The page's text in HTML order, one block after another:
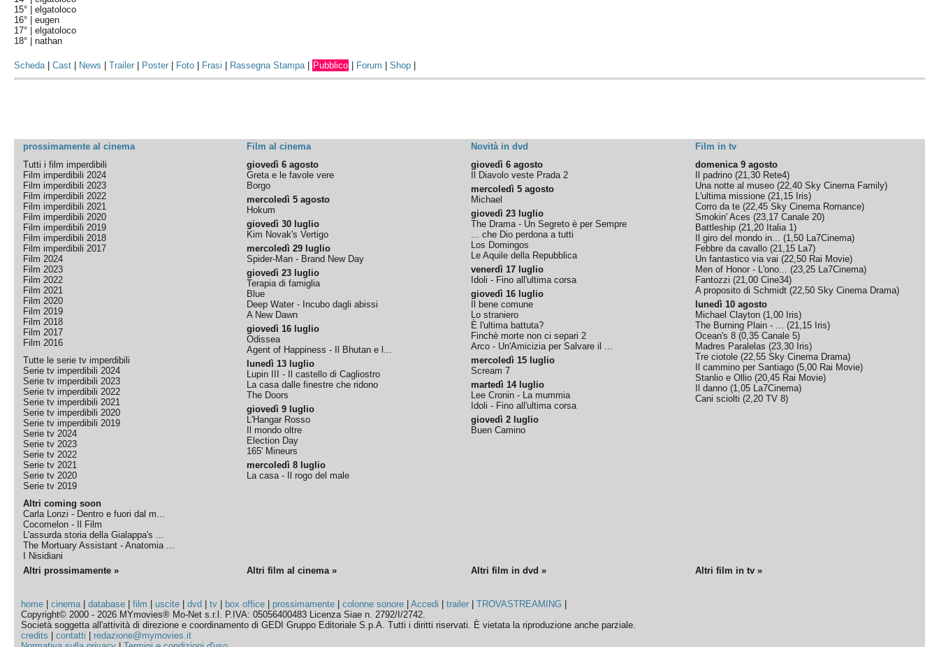
15° |elgatoloco
16° |eugen
17° |elgatoloco
18° |nathan
Scheda|Cast News |Trailer Poster Foto Frasi Rassegna Stampa| Pubblico Forum |Shop
prossimamente al cinema Film al cinema Novità in dvd
Film in tv
Tutti i film imperdibili
Film imperdibili 2024
Film imperdibili 2023
Film imperdibili 2022
Film imperdibili 2021
Film imperdibili 2020
Film imperdibili 2019
Film imperdibili 2018
Film imperdibili 2017
Film 2024
Film 2023
Film 2022
Film 2021
Film 2020
Film 2019
Film 2018
Film 2017
Film 2016
Tutte le serie tv imperdibili
Serie tv imperdibili 2024
Serie tv imperdibili 2023
Serie tv imperdibili 2022
Serie tv imperdibili 2021
Serie tv imperdibili 2020
Serie tv imperdibili 2019
Serie tv 2024
Serie tv 2023
Serie tv 2022
Serie tv 2021
Serie tv 2020
Serie tv 2019
Altri coming soon
Carla Lonzi - Dentro e fuori dal m...
Cocomelon - Il Film
L'assurda storia della Gialappa's ...
The Mortuary Assistant - Anatomia ...
I Nisidiani
giovedì 6 agosto
Greta e le favole vere
Borgo
mercoledì 5 agosto
Hokum
giovedì 30 luglio
Kim Novak's Vertigo
mercoledì 29 luglio
Spider-Man - Brand New Day
giovedì 23 luglio
Terapia di famiglia
Blue
Deep Water - Incubo dagli abissi
A New Dawn
giovedì 16 luglio
Odissea
Agent of Happiness - Il Bhutan e l...
lunedì 13 luglio
Lupin III - Il castello di Cagliostro
La casa dalle finestre che ridono
The Doors
giovedì 9 luglio
L'Hangar Rosso
Il mondo oltre
Election Day
165' Mineurs
mercoledì 8 luglio
La casa - Il rogo del male
giovedì 6 agosto
Il Diavolo veste Prada 2
mercoledì 5 agosto
Michael
giovedì 23 luglio
The Drama - Un Segreto è per Sempre
... che Dio perdona a tutti
Los Domingos
Le Aquile della Repubblica
venerdì 17 luglio
Idoli - Fino all'ultima corsa
giovedì 16 luglio
Il bene comune
Lo straniero
È l'ultima battuta?
Finchè morte non ci separi 2
Arco - Un'Amicizia per Salvare il ...
mercoledì 15 luglio
Scream 7
martedì 14 luglio
Lee Cronin - La mummia
Idoli - Fino all'ultima corsa
giovedì 2 luglio
Buen Camino
domenica 9 agosto
Il padrino (21,30 Rete4)
Una notte al museo (22,40 Sky Cinema Family)
L'ultima missione (21,15 Iris)
Corro da te (22,45 Sky Cinema Romance)
Smokin' Aces (23,17 Canale 20)
Battleship (21,20 Italia 1)
Il giro del mondo in... (1,50 La7Cinema)
Febbre da cavallo (21,15 La7)
Un fantastico via vai (22,50 Rai Movie)
Men of Honor - L'ono... (23,25 La7Cinema)
Fantozzi (21,00 Cine34)
A proposito di Schmidt (22,50 Sky Cinema Drama)
lunedì 10 agosto
Michael Clayton (1,00 Iris)
The Burning Plain - ... (21,15 Iris)
Ocean's 8 (0,35 Canale 5)
Madres Paralelas (23,30 Iris)
Tre ciotole (22,55 Sky Cinema Drama)
Il cammino per Santiago (5,00 Rai Movie)
Stanlio e Ollio (20,45 Rai Movie)
Il danno (1,05 La7Cinema)
Cani sciolti (2,20 TV 8)
Altri prossimamente » Altri film al cinema » Altri film in dvd » Altri film in tv »
home |cinema|database |film |uscite |dvd |tv box office prossimamente |colonne sonore |Accedi |trailer |TROVASTREAMING
Copyright© 2000 - 2026 MYmovies® Mo-Net s.r.l. P.IVA: 05056400483 Licenza Siae n. 2792/I/2742.
Società soggetta all'attività di direzione e coordinamento di GEDI Gruppo Editoriale S.p.A. Tutti i diritti riservati. È vietata la riproduzione anche parziale.
credits |contatti
redazione@mymovies.it